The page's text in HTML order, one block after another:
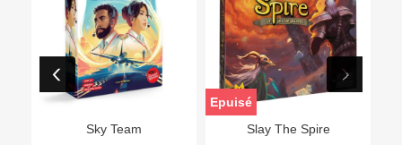
Sky Team Slay The Spire
Epuisé